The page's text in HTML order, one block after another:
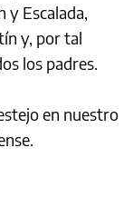
y Escalada,
y, por tal
los padres.
en nuestro